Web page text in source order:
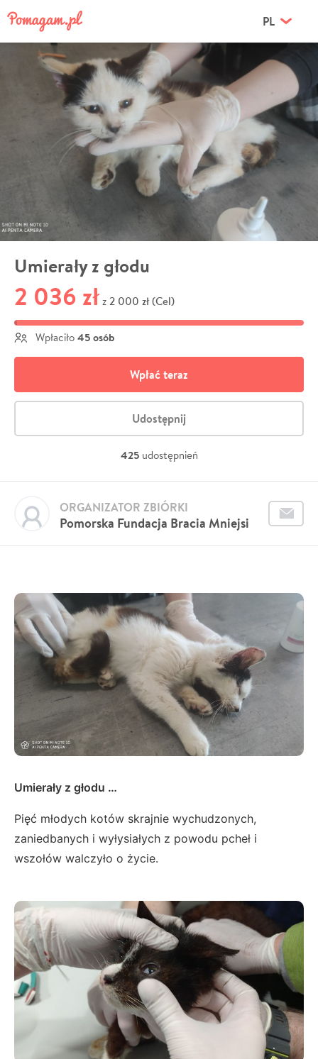
PL
Umierały z głodu
2 036 zł z 2 000 zł (Cel)
Wpłaciło 45 osób
Wpłać teraz
Udostępnij
425 udostępnień
Pomorska Fundacja Bracia Mniejsi
ORGANIZATOR ZBIÓRKI
Umierały z głodu …
Pięć młodych kotów skrajnie wychudzonych,
zaniedbanych i wyłysiałych z powodu pcheł i
wszołów walczyło o życie.